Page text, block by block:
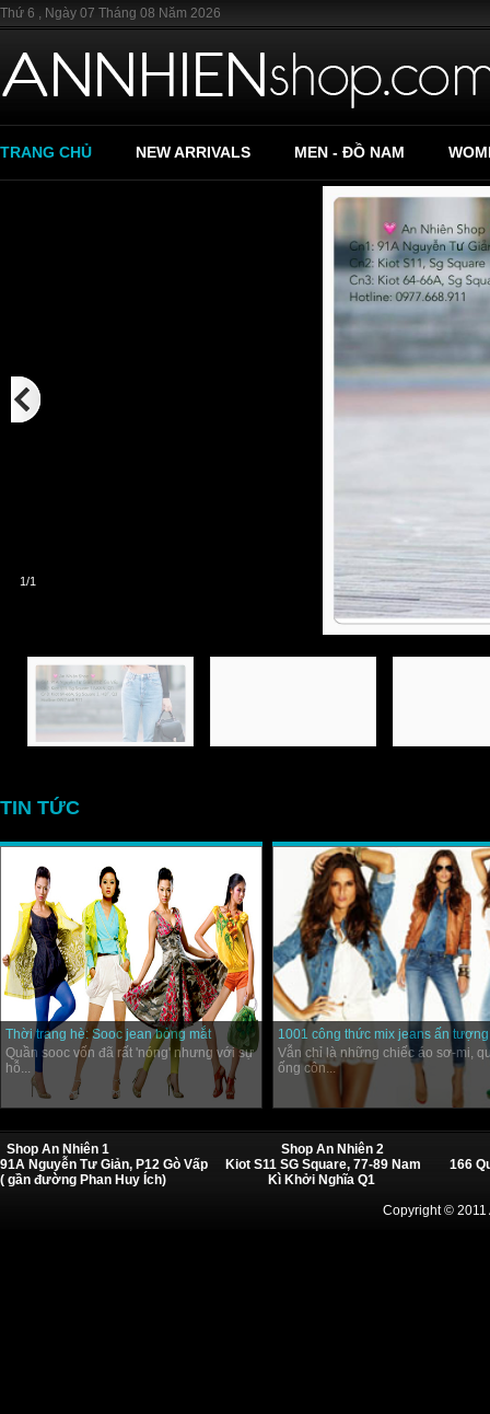
Thứ 6 , Ngày 07 Tháng 08 Năm 2026
TRANG CHỦ NEW ARRIVALS MEN - ĐỒ NAM
1/1
TIN TỨC
Thời trang hè: Sooc jean bỏng mắt
Quần sooc vốn đã rất 'nóng' nhưng với sự
hỗ...
1001 công thức mix jeans ấn tượng
Vẫn chỉ là những chiếc áo sơ-mi,
ống côn...
Shop An Nhiên 1
91A Nguyễn Tư Giản, P12 Gò Vấp
( gần đường Phan Huy Ích)
Shop An Nhiên 2
Kiot S11 SG Square, 77-89 Nam
Kì Khởi Nghĩa Q1
166
Copyright ©